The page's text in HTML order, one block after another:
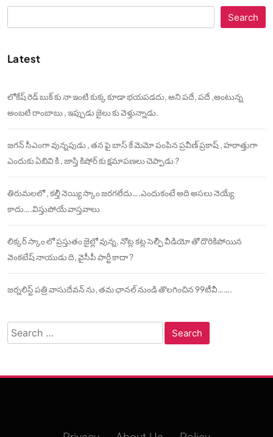
Search
Latest
లోకేష్ రెడ్ బుక్ కు నా ఇంటి కుక్క కూడా భయపడదు, అని పదే, పదే ,అంటున్న
అంబటి రాంబాబు , ఇప్పుడు జైలు కు వెళ్తున్నాడు.
జగన్ సీఎంగా వున్నపుడు , తన పై బాస్ కే మెమో పంపిన ప్రవీణ్ ప్రకాష్ , హఠాత్తుగా
ఎందుకు ఏబివి కి , జాస్తి కిషోర్ కు క్షమాపణలు చెప్పాడు ?
తిరుమలలో , కల్తీ నెయ్యి స్కాం జరగలేదు….ఎందుకంటే అది అసలు నెయ్యే
కాదు….విస్తుపోయే వాస్తవాలు
లిక్కర్ స్కాం లో ప్రస్తుతం జైల్లో వున్న, నోట్ల కట్ల సెల్ఫీ వీడియో తో దొరికిపోయిన
వెంకటేష్ నాయుడు ది, వైసీపీ పార్టీ కాదా ?
జర్నలిస్ట్ పత్రి వాసుదేవన్ ను, తమ ఛానల్ నుండి తొలగించిన 99టీవీ…….
Search
for: